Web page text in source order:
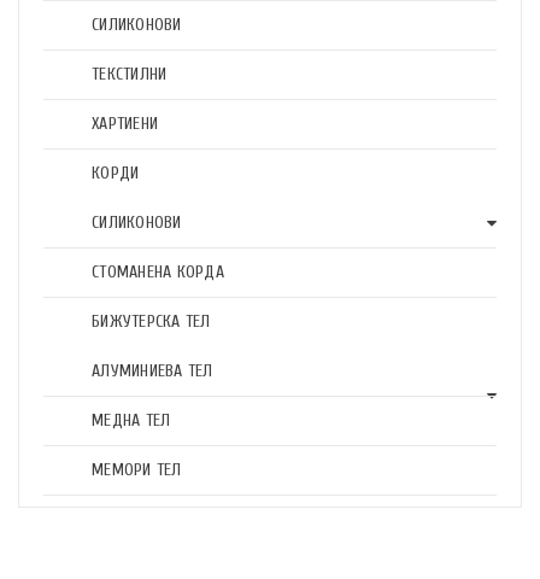
СИЛИКОНОВИ
ТЕКСТИЛНИ
ХАРТИЕНИ
КОРДИ
СИЛИКОНОВИ
СТОМАНЕНА КОРДА
БИЖУТЕРСКА ТЕЛ
АЛУМИНИЕВА ТЕЛ
МЕДНА ТЕЛ
МЕМОРИ ТЕЛ